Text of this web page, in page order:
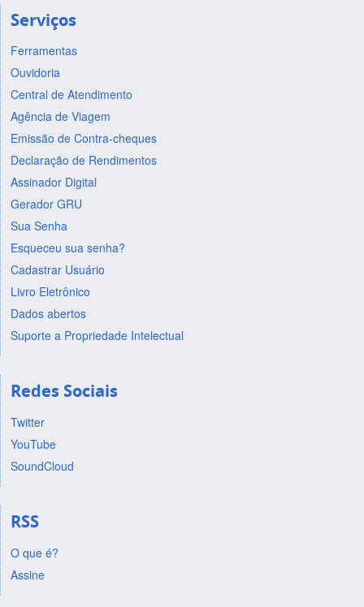
Serviços
Ferramentas
Ouvidoria
Central de Atendimento
Agência de Viagem
Emissão de Contra-cheques
Declaração de Rendimentos
Assinador Digital
Gerador GRU
Sua Senha
Esqueceu sua senha?
Cadastrar Usuário
Livro Eletrônico
Dados abertos
Suporte a Propriedade Intelectual
Redes Sociais
Twitter
YouTube
SoundCloud
RSS
O que é?
Assine